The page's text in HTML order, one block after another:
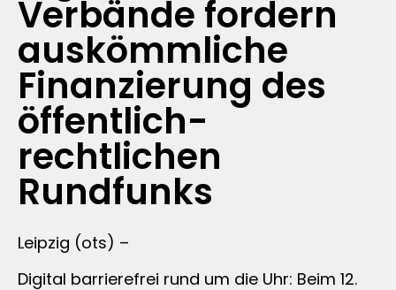
Verbände fordern
auskömmliche
Finanzierung des
öffentlich-
rechtlichen
Rundfunks
Leipzig (ots) –
Digital barrierefrei rund um die Uhr: Beim 12.